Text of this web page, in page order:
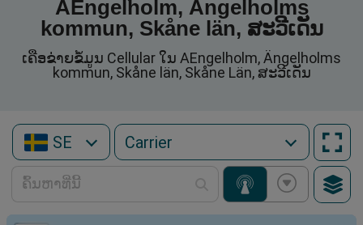
AEngelholm, Ängelholms
kommun, Skåne län, ສະວີເດັນ
ເຄືອຂ່າຍຂໍ້ມູນ Cellular ໃນ AEngelholm, Ängelholms
kommun, Skåne län, Skåne Län, ສະວີເດັນ
SE